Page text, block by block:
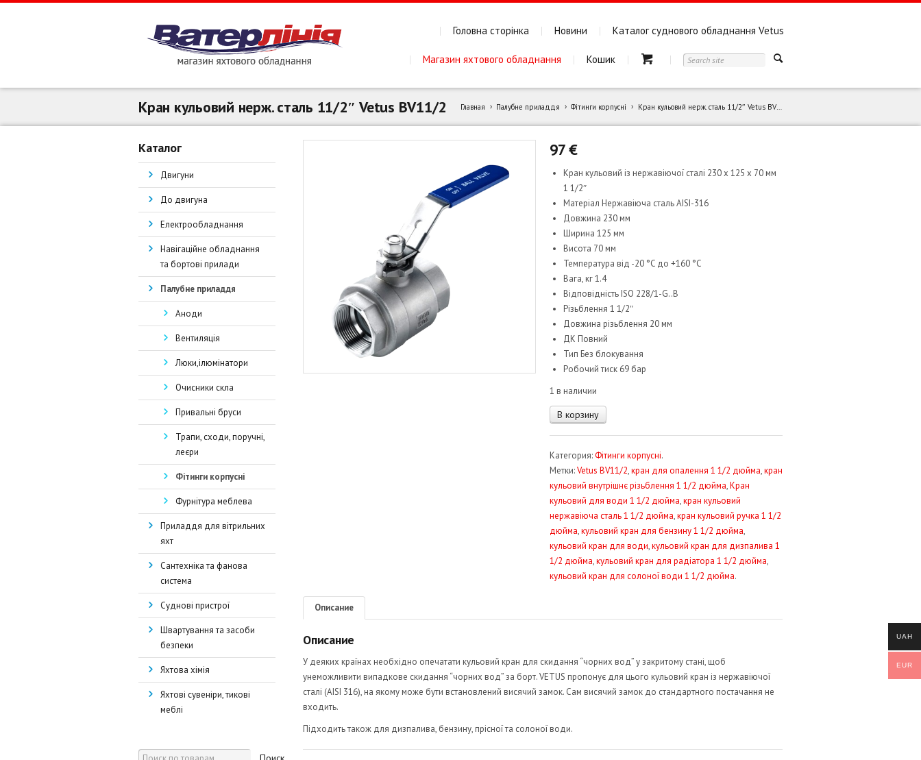
Головна сторінка Новини Каталог суднового обладнання Vetus
Магазин яхтового обладнання Кошик
Главная Палубне приладдя Фітинги корпусні Кран кульовий нерж. сталь 11/2″ Vetus BV11/2
Кран кульовий нерж. сталь 11/2″ Vetus BV11/2
97€
Кран кульовий із нержавіючої сталі 230 x 125 x 70 мм
1 1/2″
Матеріал Нержавіюча сталь AISI-316
Довжина 230 мм
Ширина 125 мм
Висота 70 мм
Температура від -20 °C до +160 °C
Вага, кг 1.4
Відповідність ISO 228/1-G..B
Різьблення 1 1/2″
Довжина різьблення 20 мм
ДК Повний
Тип Без блокування
Робочий тиск 69 бар
1 в наличии
Количество
товара
кульовий
нерж.
сталь
11/2"
Vetus
BV11/2
В корзину
Категория:Фітинги корпусні.
Метки:Vetus BV11/2,кран для опалення 1 1/2 дюйма,кран
кульовий внутрішнє різьблення 1 1/2 дюйма,Кран
кульовий для води 1 1/2 дюйма,кран кульовий
нержавіюча сталь 1 1/2 дюйма,кран кульовий ручка 1 1/2
дюйма,кульовий кран для бензину 1 1/2 дюйма,
кульовий кран для води,кульовий кран для дизпалива 1
1/2 дюйма,кульовий кран для радіатора 1 1/2 дюйма,
кульовий кран для солоної води 1 1/2 дюйма.
Описание
Описание
У деяких країнах необхідно опечатати кульовий кран для скидання “чорних вод” у закритому стані, щоб
унеможливити випадкове скидання “чорних вод” за борт. VETUS пропонує для цього кульовий кран із нержавіючої
сталі (AISI 316), на якому може бути встановлений висячий замок. Сам висячий замок до стандартного постачання не
входить.
Підходить також для дизпалива, бензину, прісної та солоної води.
Каталог
Двигуни
До двигуна
Електрообладнання
Навігаційне обладнання
та бортові прилади
Палубне приладдя
Аноди
Вентиляція
Люки,ілюмінатори
Очисники скла
Привальні бруси
Трапи, сходи, поручні,
леєри
Фітинги корпусні
Фурнітура меблева
Приладдя для вітрильних
яхт
Сантехніка та фанова
система
Суднові пристрої
Швартування та засоби
безпеки
Яхтова хімія
Яхтові сувеніри, тикові
меблі
UAH
EUR